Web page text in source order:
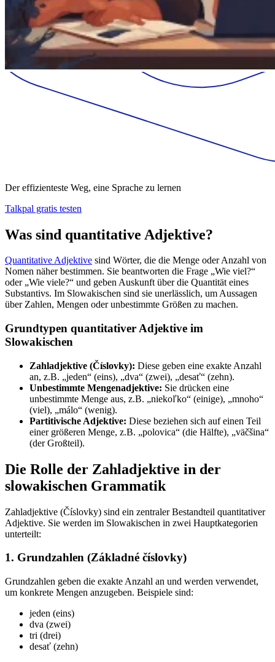
Der effizienteste Weg, eine Sprache zu lernen
Talkpal gratis testen
Was sind quantitative Adjektive?
Quantitative Adjektive sind Wörter, die die Menge oder Anzahl von
Nomen näher bestimmen. Sie beantworten die Frage „Wie viel?“
oder „Wie viele?“ und geben Auskunft über die Quantität eines
Substantivs. Im Slowakischen sind sie unerlässlich, um Aussagen
über Zahlen, Mengen oder unbestimmte Größen zu machen.
Grundtypen quantitativer Adjektive im
Slowakischen
Zahladjektive (Číslovky): Diese geben eine exakte Anzahl
an, z.B. „jeden“ (eins), „dva“ (zwei), „desať“ (zehn).
Unbestimmte Mengenadjektive: Sie drücken eine
unbestimmte Menge aus, z.B. „niekoľko“ (einige), „mnoho“
(viel), „málo“ (wenig).
Partitivische Adjektive: Diese beziehen sich auf einen Teil
einer größeren Menge, z.B. „polovica“ (die Hälfte), „väčšina“
(der Großteil).
Die Rolle der Zahladjektive in der
slowakischen Grammatik
Zahladjektive (Číslovky) sind ein zentraler Bestandteil quantitativer
Adjektive. Sie werden im Slowakischen in zwei Hauptkategorien
unterteilt:
1. Grundzahlen (Základné číslovky)
Grundzahlen geben die exakte Anzahl an und werden verwendet,
um konkrete Mengen anzugeben. Beispiele sind:
jeden (eins)
dva (zwei)
tri (drei)
desať (zehn)